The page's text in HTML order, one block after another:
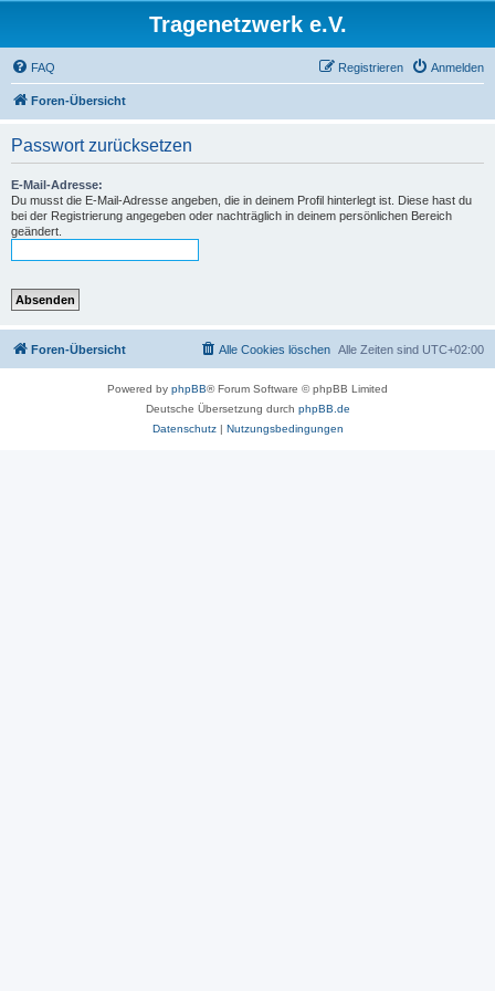
Tragenetzwerk e.V.
FAQ Anmelden
Registrieren
Foren-Übersicht
Passwort zurücksetzen
E-Mail-Adresse:
Du musst die E-Mail-Adresse angeben, die in deinem Profil hinterlegt ist. Diese hast du
bei der Registrierung angegeben oder nachträglich in deinem persönlichen Bereich
geändert.
Foren-Übersicht Alle Zeiten sind UTC+02:00
Alle Cookies löschen
Powered by phpBB® Forum Software © phpBB Limited
Deutsche Übersetzung durch phpBB.de
Datenschutz| Nutzungsbedingungen